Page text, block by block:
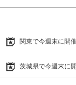
関東で今週末に開
茨城県で今週末に